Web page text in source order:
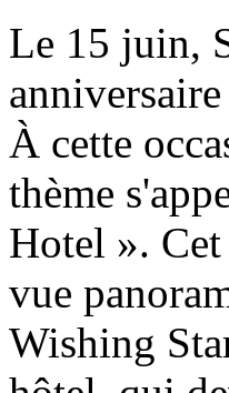
Le 15 juin,
À cette
thème
Hotel ».
vue
Wishing